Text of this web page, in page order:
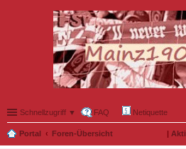
Schnellzugriff ▼ FAQ Netiquette
Portal Foren-Übersicht |